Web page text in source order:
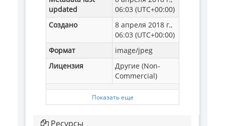
updated
06:03 (UTC+00:00)
Создано
8 апреля 2018 г.,
06:03 (UTC+00:00)
Формат
image/jpeg
Лицензия
Другие (Non-
Commercial)
Показать еще
Ресурсы